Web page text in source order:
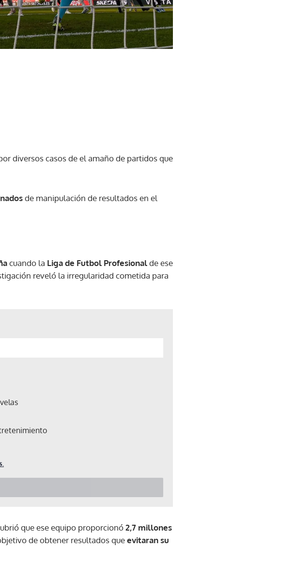
diversos casos de el amaño de partidos que
de manipulación de resultados en el
cuando la Liga de Futbol Profesionalde ese
reveló la irregularidad cometida para
boletín.
que ese equipo proporcionó2,7 millones
de obtener resultados queevitaran su